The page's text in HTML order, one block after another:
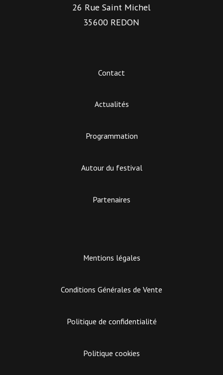
26 Rue Saint Michel
35600 REDON
Contact
Actualités
Programmation
Autour du festival
Partenaires
Mentions légales
Conditions Générales de Vente
Politique de confidentialité
Politique cookies